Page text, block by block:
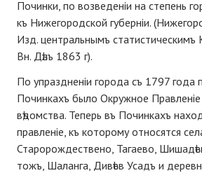
Починки, по возведеніи на степень
къ Нижегородской губерніи.
Изд. центральнымъ
Вн. Дѣлъ 1863 г).
По упраздненіи города съ 1797 года
Починкахъ было Окружное
вѣдомства. Теперь въ Починкахъ
правленіе, къ которому относятся
Старорождествено, Тагаево,
тожъ, Шаланга, Дивѣев Усадъ и